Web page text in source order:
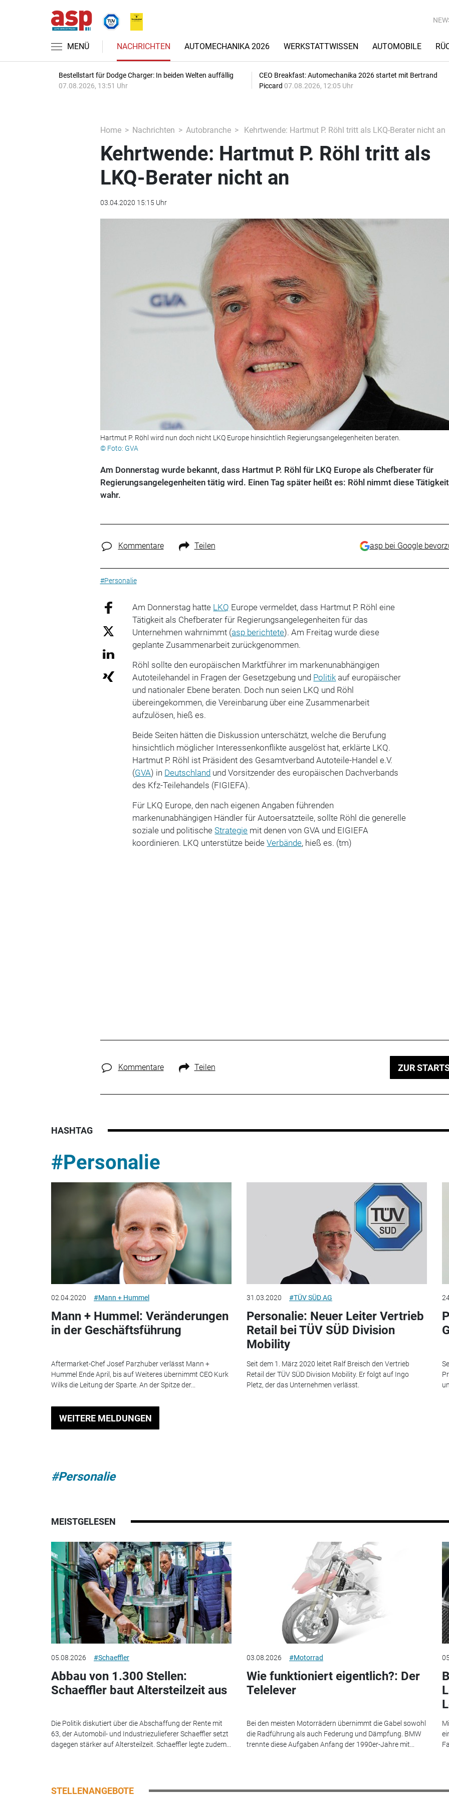
MENÜ NACHRICHTEN AUTOMECHANIKA 2026 WERKSTATTWISSEN AUTOMOBILE
Bestellstart für Dodge Charger: In beiden Welten auffällig
07.08.2026, 13:51 Uhr
CEO Breakfast: Automechanika 2026 startet mit Bertrand
Piccard 07.08.2026, 12:05 Uhr
Home Nachrichten Autobranche Kehrtwende: Hartmut P. Röhl tritt als LKQ-Berater nicht an
Kehrtwende: Hartmut P. Röhl tritt als
LKQ-Berater nicht an
03.04.2020 15:15 Uhr
Hartmut P. Röhl wird nun doch nicht LKQ Europe hinsichtlich Regierungsangelegenheiten beraten.
© Foto: GVA
Am Donnerstag wurde bekannt, dass Hartmut P. Röhl für LKQ Europe als Chefberater für
Regierungsangelegenheiten tätig wird. Einen Tag später heißt es: Röhl nimmt diese
wahr.
Kommentare Teilen asp bei Google
#Personalie
Am Donnerstag hatte LKQ Europe vermeldet, dass Hartmut P. Röhl eine
Tätigkeit als Chefberater für Regierungsangelegenheiten für das
Unternehmen wahrnimmt (asp berichtete). Am Freitag wurde diese
geplante Zusammenarbeit zurückgenommen.
Röhl sollte den europäischen Marktführer im markenunabhängigen
Autoteilehandel in Fragen der Gesetzgebung und Politik auf europäischer
und nationaler Ebene beraten. Doch nun seien LKQ und Röhl
übereingekommen, die Vereinbarung über eine Zusammenarbeit
aufzulösen, hieß es.
Beide Seiten hätten die Diskussion unterschätzt, welche die Berufung
hinsichtlich möglicher Interessenkonflikte ausgelöst hat, erklärte LKQ.
Hartmut P. Röhl ist Präsident des Gesamtverband Autoteile-Handel e.V.
(GVA) in Deutschland und Vorsitzender des europäischen Dachverbands
des Kfz-Teilehandels (FIGIEFA).
Für LKQ Europe, den nach eigenen Angaben führenden
markenunabhängigen Händler für Autoersatzteile, sollte Röhl die generelle
soziale und politischeStrategie mit denen von GVA und EIGIEFA
koordinieren. LKQ unterstütze beideVerbände, hieß es. (tm)
Kommentare Teilen ZUR
HASHTAG
#Personalie
02.04.2020 #Mann + Hummel
Mann + Hummel: Veränderungen
in der Geschäftsführung
Aftermarket-Chef Josef Parzhuber verlässt Mann +
Hummel Ende April, bis auf Weiteres übernimmt CEO Kurk
Wilks die Leitung der Sparte. An der Spitze der...
31.03.2020 #TÜV SÜD AG
Personalie: Neuer Leiter Vertrieb
Retail bei TÜV SÜD Division
Mobility
Seit dem 1. März 2020 leitet Ralf Breisch den Vertrieb
Retail der TÜV SÜD Division Mobility. Er folgt auf Ingo
Pletz, der das Unternehmen verlässt.
WEITERE MELDUNGEN
#Personalie
MEISTGELESEN
05.08.2026 #Schaeffler
Abbau von 1.300 Stellen:
Schaeffler baut Altersteilzeit aus
Die Politik diskutiert über die Abschaffung der Rente mit
63, der Automobil- und Industriezulieferer Schaeffler setzt
dagegen stärker auf Altersteilzeit. Schaeffler legte zudem...
03.08.2026 #Motorrad
Wie funktioniert eigentlich?: Der
Telelever
Bei den meisten Motorrädern übernimmt die Gabel sowohl
die Radführung als auch Federung und Dämpfung. BMW
trennte diese Aufgaben Anfang der 1990er-Jahre mit...
STELLENANGEBOTE